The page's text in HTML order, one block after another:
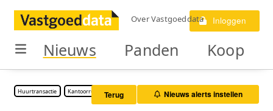
Over Vastgoeddata Inloggen
Nieuws Panden Koop
Huurtransactie KantoorruimteTerug Nieuws alerts instellen